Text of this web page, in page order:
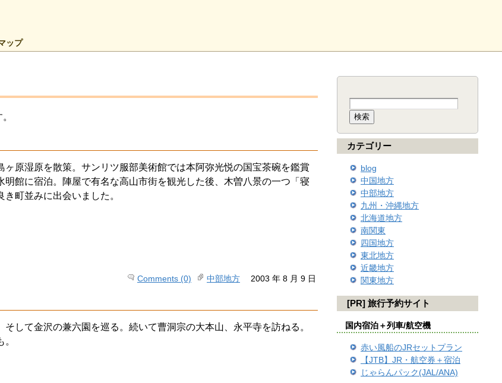
ップ
原湿原を散策。サンリツ服部美術館では本阿弥光悦の国宝茶碗を鑑賞
明館に宿泊。陣屋で有名な高山市街を観光した後、木曽八景の一つ「寝
町並みに出会いました。
Comments (0) 中部地方 2003 年 8 月 9 日
して金沢の兼六園を巡る。続いて曹洞宗の大本山、永平寺を訪ねる。
カテゴリー
blog
中国地方
中部地方
九州・沖縄地方
北海道地方
南関東
四国地方
東北地方
近畿地方
関東地方
[PR] 旅行予約サイト
国内宿泊＋列車/航空機
赤い風船のJRセットプラン
【JTB】JR・航空券＋宿泊
じゃらんパック(JAL/ANA)